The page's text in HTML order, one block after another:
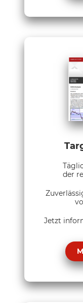
der
Jetzt